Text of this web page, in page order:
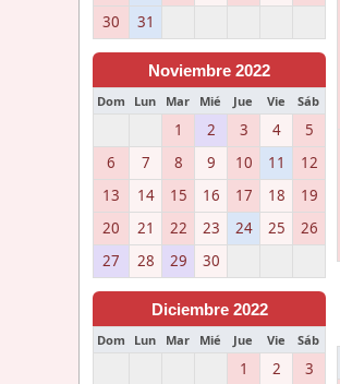
30
31
Noviembre 2022
Dom Lun Mar Mié Jue Vie Sáb
1 2 3 4
5
6
7 8 9 10 11
12
13
14 15 16 17 18
19
20
21 22 23 24 25
26
27
28 29 30
Diciembre 2022
Dom Lun Mar Mié Jue Vie Sáb
1 2
3